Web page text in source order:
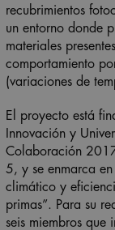
recubrimientos
un entorno donde
materiales
comportamiento
(variaciones de
El proyecto está
Innovación y
Colaboración
5, y se enmarca
climático y
primas”. Para su
seis miembros que